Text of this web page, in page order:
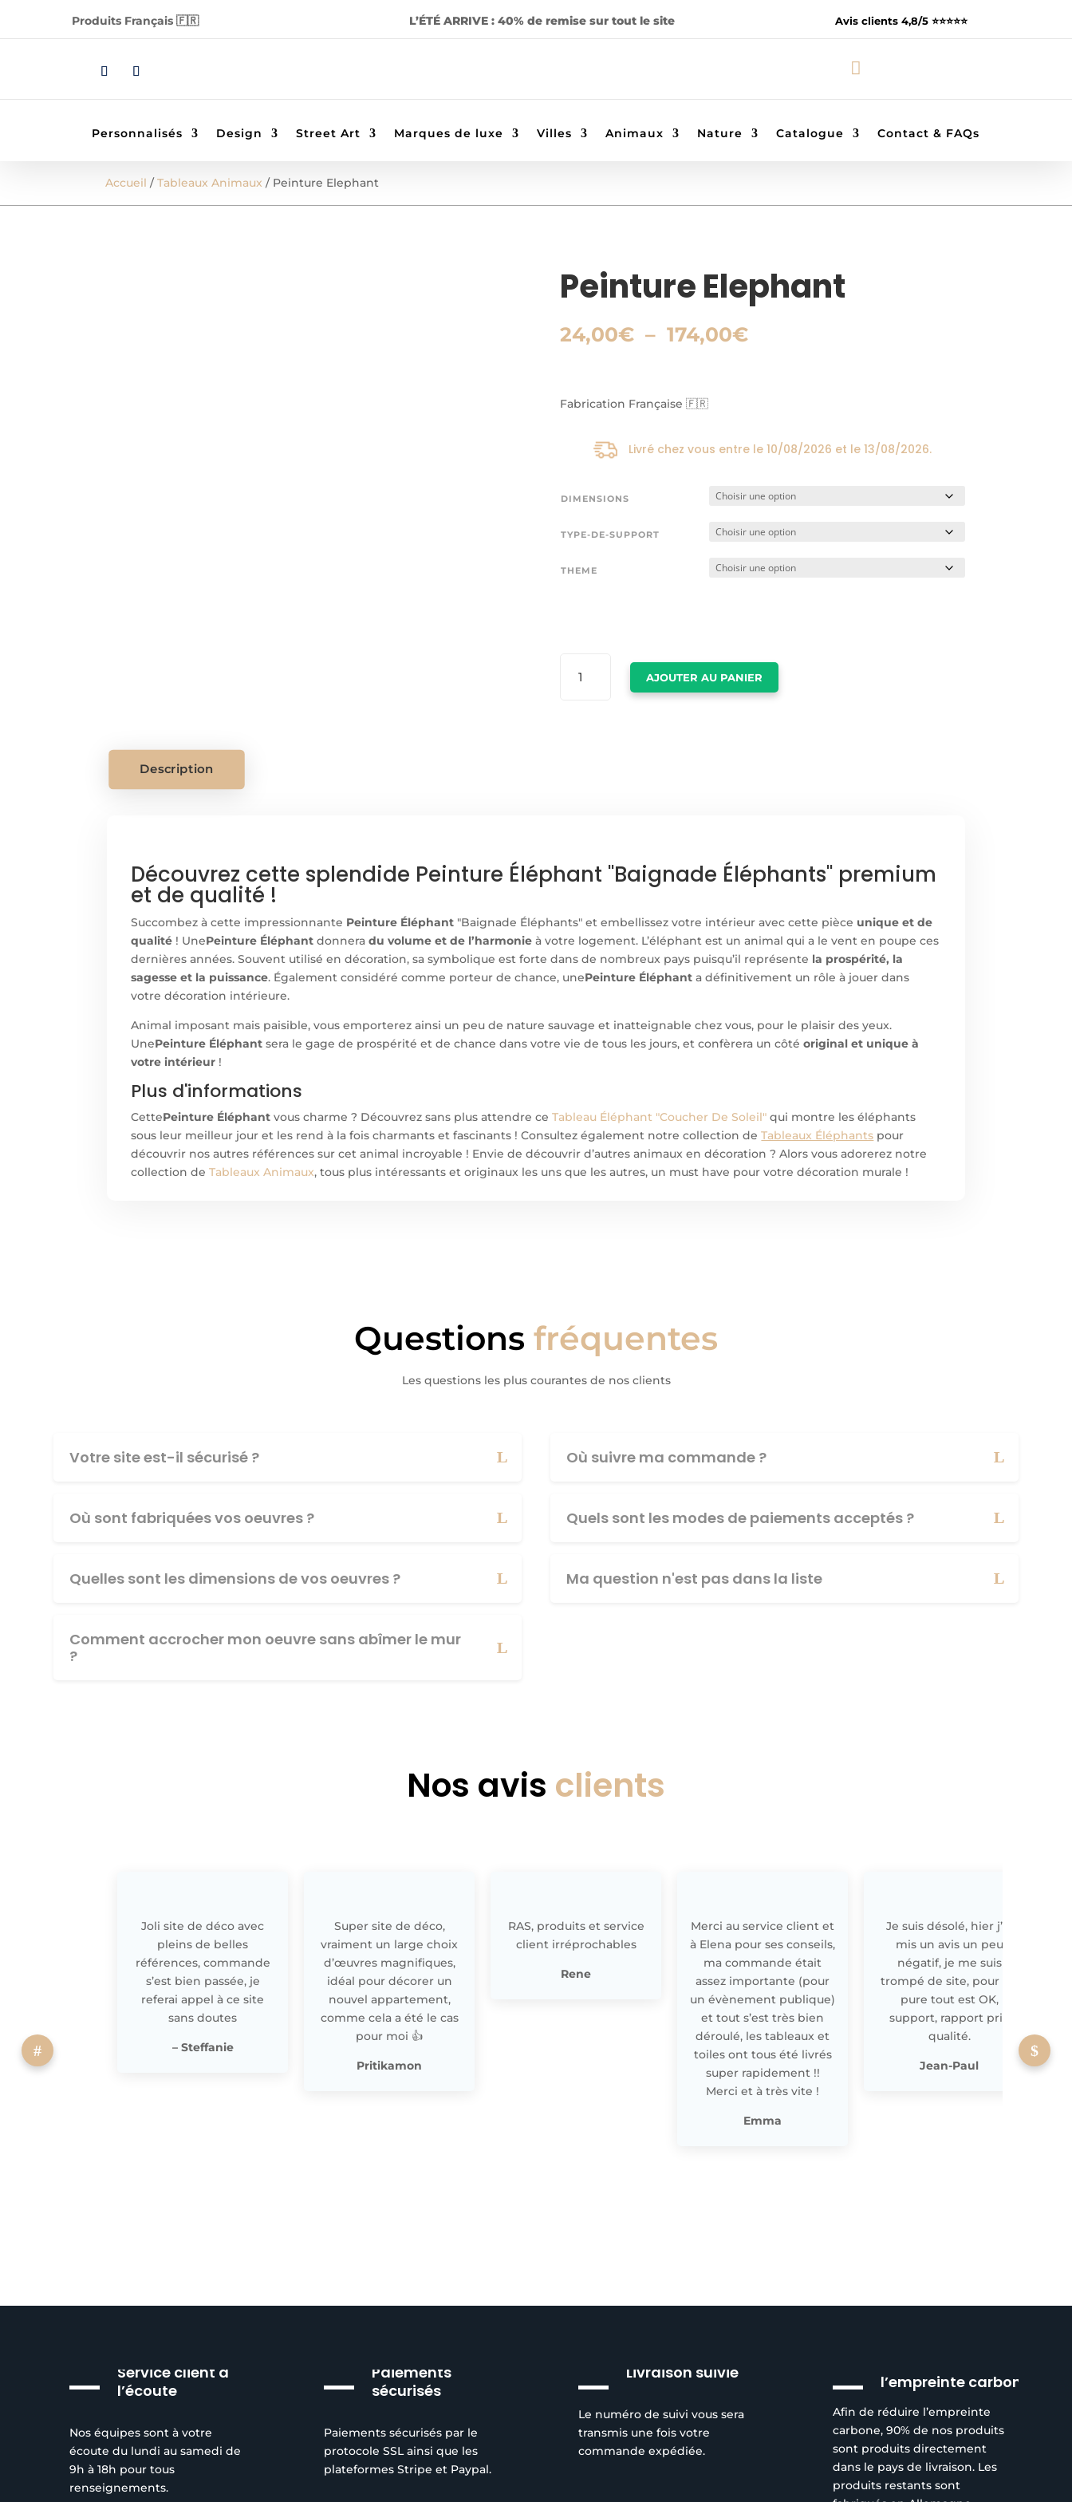
Produits Français 🇫🇷 L’ÉTÉ ARRIVE : 40% de remise sur tout le site Avis clients 4,8/5 ⭐️⭐️⭐️⭐️⭐️

Personnalisés Design Street Art Marques de luxe Villes Animaux Nature Catalogue Contact & FAQs
Accueil /Tableaux Animaux / Peinture Elephant
Peinture Elephant
24,00€ – 174,00€Plage
Fabrication Française 🇫🇷
Livré chez vous entre le 10/08/2026 et le 13/08/2026.
DIMENSIONS
TYPE-DE-SUPPORT
THEME
AJOUTER AU PANIER
Description
Découvrez cette splendide Peinture Éléphant "Baignade Éléphants" premium
et de qualité !
Succombez à cette impressionnante Peinture Éléphant "Baignade Éléphants" et embellissez votre intérieur avec cette pièce unique et de
qualité ! UnePeinture Éléphant donneradu volume et de l’harmonie à votre logement. L’éléphant est un animal qui a le vent en poupe ces
dernières années. Souvent utilisé en décoration, sa symbolique est forte dans de nombreux pays puisqu’il représente la prospérité, la
sagesse et la puissance. Également considéré comme porteur de chance, unePeinture Éléphant a définitivement un rôle à jouer dans
votre décoration intérieure.
Animal imposant mais paisible, vous emporterez ainsi un peu de nature sauvage et inatteignable chez vous, pour le plaisir des yeux.
UnePeinture Éléphant sera le gage de prospérité et de chance dans votre vie de tous les jours, et confèrera un côtéoriginal et unique à
votre intérieur !
Plus d'informations
CettePeinture Éléphant vous charme ? Découvrez sans plus attendre ceTableau Éléphant "Coucher De Soleil" qui montre les éléphants
sous leur meilleur jour et les rend à la fois charmants et fascinants ! Consultez également notre collection deTableaux Éléphants pour
découvrir nos autres références sur cet animal incroyable ! Envie de découvrir d’autres animaux en décoration ? Alors vous adorerez notre
collection deTableaux Animaux, tous plus intéressants et originaux les uns que les autres, un must have pour votre décoration murale !
Questions fréquentes
Les questions les plus courantes de nos clients
Votre site est-il sécurisé ?
Où sont fabriquées vos oeuvres ?
Quelles sont les dimensions de vos oeuvres ?
Comment accrocher mon oeuvre sans abîmer le mur
?
Où suivre ma commande ?
Quels sont les modes de paiements acceptés ?
Ma question n'est pas dans la liste
Nos avis clients
Joli site de déco avec
pleins de belles
références, commande
s’est bien passée, je
referai appel à ce site
sans doutes
– Steffanie
Super site de déco,
vraiment un large choix
d’œuvres magnifiques,
idéal pour décorer un
nouvel appartement,
comme cela a été le cas
pour moi 👍
Pritikamon
RAS, produits et service
client irréprochables
Rene
Merci au service client et
à Elena pour ses conseils,
ma commande était
assez importante (pour
un évènement publique)
et tout s’est très bien
déroulé, les tableaux et
toiles ont tous été livrés
super rapidement !!
Merci et à très vite !
Emma
Je suis désolé, hier j’ai
mis un avis un peu
négatif, je me suis
trompé de site, pour off
pure tout est OK,
support, rapport prix
qualité.
Jean-Paul
Service client à
l’écoute
Nos équipes sont à votre
écoute du lundi au samedi de
9h à 18h pour tous
renseignements.
Paiements
sécurisés
Paiements sécurisés par le
protocole SSL ainsi que les
plateformes Stripe et Paypal.
Livraison suivie
Le numéro de suivi vous sera
transmis une fois votre
commande expédiée.
l’empreinte carbone
Afin de réduire l’empreinte
carbone, 90% de nos produits
sont produits directement
dans le pays de livraison. Les
produits restants sont